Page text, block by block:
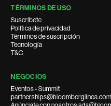
TÉRMINOS DE USO
Suscríbete
Política de privacidad
Términos de suscripción
Tecnología
T&C
NEGOCIOS
Eventos - Summit
partnerships@bloomberglinea.com